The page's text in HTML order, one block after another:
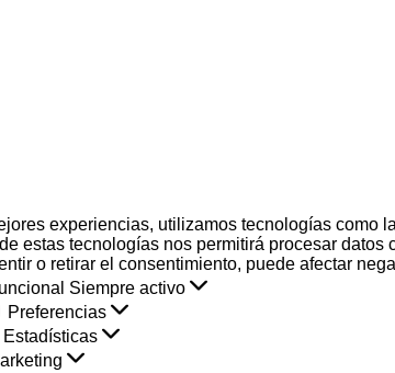
experiencias, utilizamos tecnologías como
estas tecnologías nos permitirá procesar
o retirar el consentimiento, puede afectar
Siempre activo
Preferencias
Estadísticas